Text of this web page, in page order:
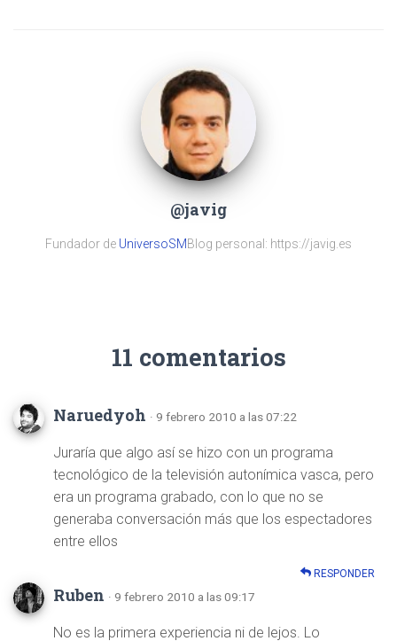
@javig
Fundador de UniversoSMBlog personal: https://javig.es
11 comentarios
Naruedyoh · 9 febrero 2010 a las 07:22
Juraría que algo así se hizo con un programa
tecnológico de la televisión autonímica vasca, pero
era un programa grabado, con lo que no se
generaba conversación más que los espectadores
entre ellos
RESPONDER
Ruben · 9 febrero 2010 a las 09:17
No es la primera experiencia ni de lejos. Lo